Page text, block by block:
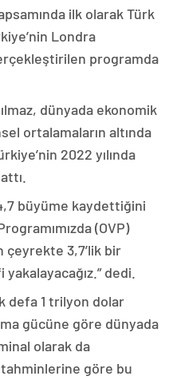
ilk olarak Türk
Londra
programda
dünyada ekonomik
ortalamaların altında
2022 yılında
büyüme kaydettiğini
(OVP)
çeyrekte 3,7’lik bir
dedi.
defa 1 trilyon dolar
gücüne göre dünyada
olarak da
tahminlerine göre bu